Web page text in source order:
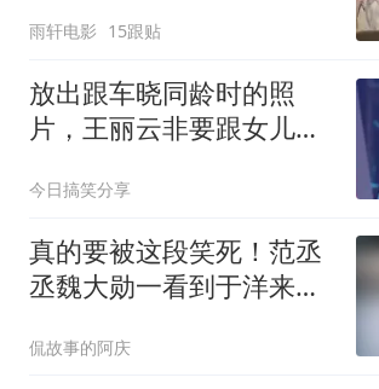
雨轩电影 15跟贴
放出跟车晓同龄时的照
片，王丽云非要跟女儿比
笑翻
今日搞笑分享
真的要被这段笑死！范丞
丞魏大勋一看到于洋来
侃故事的阿庆